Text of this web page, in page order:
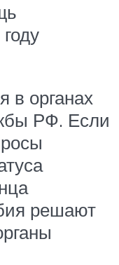
в органах
РФ. Если
решают